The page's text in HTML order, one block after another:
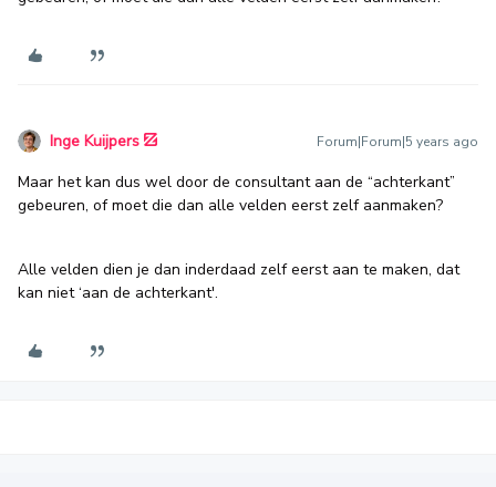
Inge Kuijpers Forum|Forum|5 years ago
Maar het kan dus wel door de consultant aan de “achterkant”
gebeuren, of moet die dan alle velden eerst zelf aanmaken?
Alle velden dien je dan inderdaad zelf eerst aan te maken, dat
kan niet ‘aan de achterkant'.